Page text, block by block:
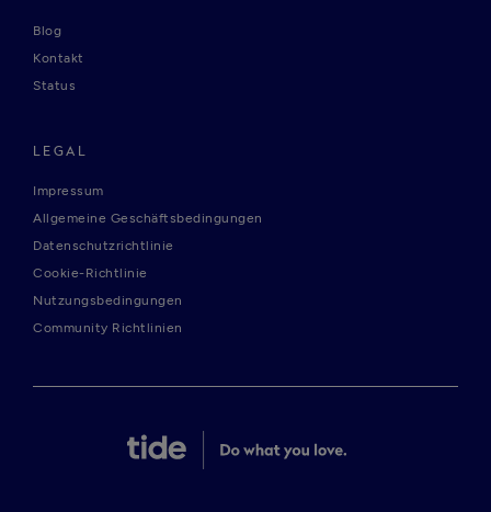
Blog
Kontakt
Status
LEGAL
Impressum
Allgemeine Geschäftsbedingungen
Datenschutzrichtlinie
Cookie-Richtlinie
Nutzungsbedingungen
Community Richtlinien